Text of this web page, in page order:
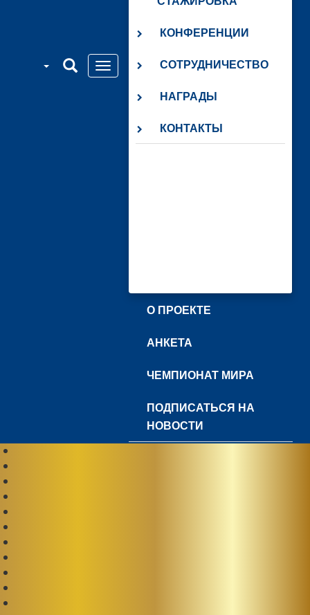
КОНФЕРЕНЦИИ
СОТРУДНИЧЕСТВО
НАГРАДЫ
КОНТАКТЫ
О ПРОЕКТЕ
АНКЕТА
ЧЕМПИОНАТ МИРА
ПОДПИСАТЬСЯ НА
НОВОСТИ